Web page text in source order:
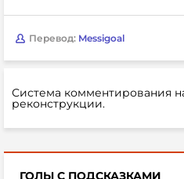
Перевод: Messigoal
Система комментирования
реконструкции.
ГОЛЫ С ПОДСКАЗКАМИ